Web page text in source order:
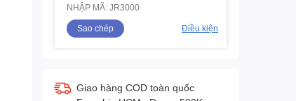
NHẬP MÃ: JR3000
Sao chép
Điều kiện
Giao hàng COD toàn quốc